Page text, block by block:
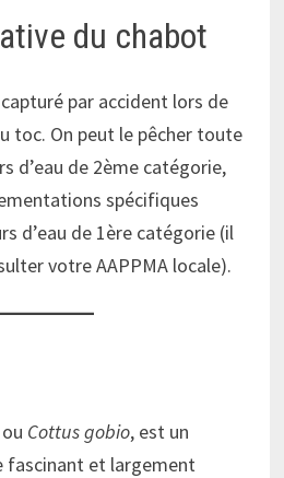
du chabot
par accident lors de
toc. On peut le pêcher toute
d’eau de 2ème catégorie,
spécifiques
d’eau de 1ère catégorie (il
votre AAPPMA locale).
Cottus gobio, est un
fascinant et largement